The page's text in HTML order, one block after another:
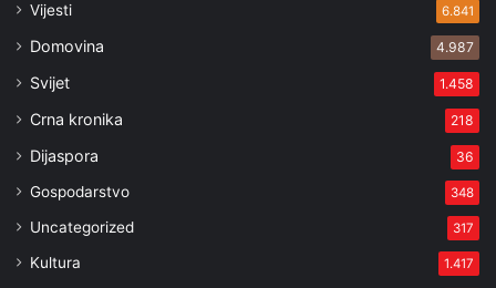
Vijesti 6.841
Domovina 4.987
Svijet 1.458
Crna kronika 218
Dijaspora 36
Gospodarstvo 348
Uncategorized 317
Kultura 1.417